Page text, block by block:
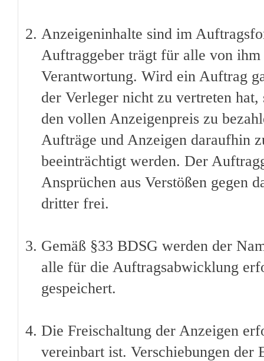
Anzeigeninhalte sind im
Auftraggeber trägt für alle von
Verantwortung. Wird ein Auftrag
der Verleger nicht zu vertreten
den vollen Anzeigenpreis zu
Aufträge und Anzeigen daraufhin
beeinträchtigt werden. Der
Ansprüchen aus Verstößen gegen
dritter frei.
Gemäß §33 BDSG werden der
alle für die Auftragsabwicklung
gespeichert.
Die Freischaltung der Anzeigen
vereinbart ist. Verschiebungen der